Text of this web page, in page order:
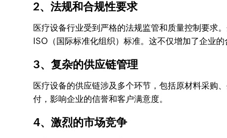
2、法规和合规性要求
医疗设备行业受到严格的法规监管和质量控制要求
ISO（国际标准化组织）标准。这不仅增加了企业
3、复杂的供应链管理
医疗设备的供应链涉及多个环节，包括原材料采购
付，影响企业的信誉和客户满意度。
4、激烈的市场竞争